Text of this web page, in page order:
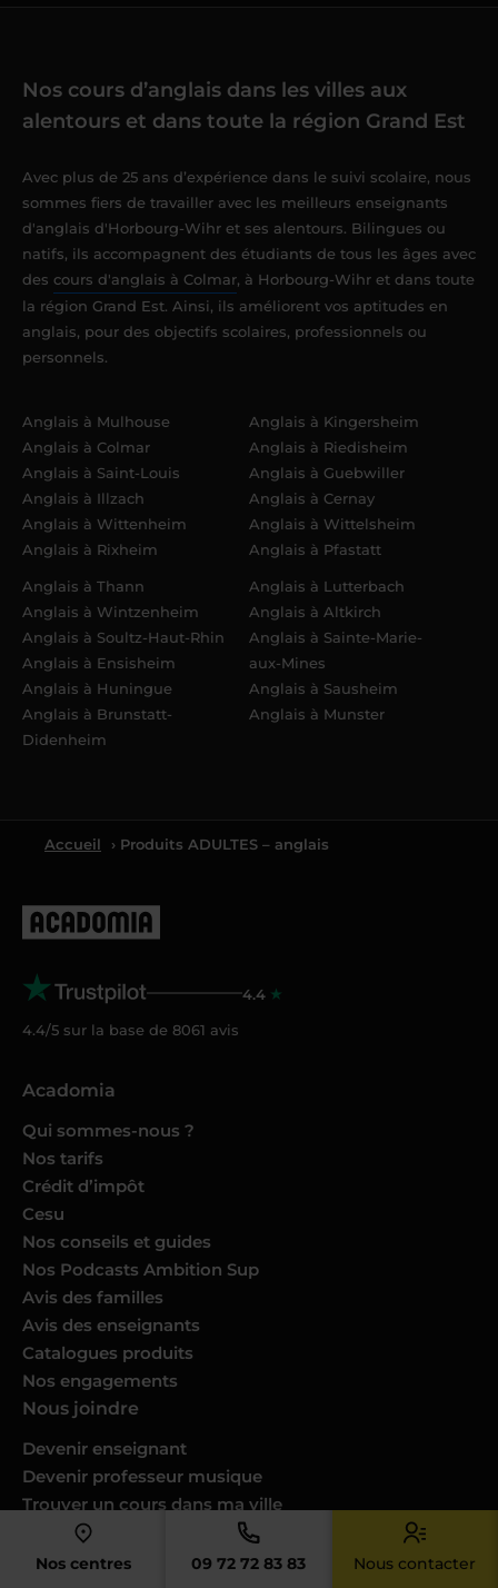
Nos centres 09 72 72 83 83 Nous contacter
Nos cours d’anglais dans les villes aux
alentours et dans toute la région Grand Est
Avec plus de 25 ans d’expérience dans le suivi scolaire, nous
sommes fiers de travailler avec les meilleurs enseignants
d'anglais d'Horbourg-Wihr et ses alentours. Bilingues ou
natifs, ils accompagnent des étudiants de tous les âges avec
des cours d'anglais à Colmar, à Horbourg-Wihr et dans toute
la région Grand Est. Ainsi, ils améliorent vos aptitudes en
anglais, pour des objectifs scolaires, professionnels ou
personnels.
Anglais à Mulhouse
Anglais à Colmar
Anglais à Saint-Louis
Anglais à Illzach
Anglais à Wittenheim
Anglais à Rixheim
Anglais à Kingersheim
Anglais à Riedisheim
Anglais à Guebwiller
Anglais à Cernay
Anglais à Wittelsheim
Anglais à Pfastatt
Anglais à Thann
Anglais à Wintzenheim
Anglais à Soultz-Haut-Rhin
Anglais à Ensisheim
Anglais à Huningue
Anglais à Brunstatt-
Didenheim
Anglais à Lutterbach
Anglais à Altkirch
Anglais à Sainte-Marie-
aux-Mines
Anglais à Sausheim
Anglais à Munster
Accueil › Produits ADULTES – anglais
4.4
4.4/5 sur la base de 8061 avis
Acadomia
Qui sommes-nous ?
Nos tarifs
Crédit d’impôt
Cesu
Nos conseils et guides
Nos Podcasts Ambition Sup
Avis des familles
Avis des enseignants
Catalogues produits
Nos engagements
Nous joindre
Devenir enseignant
Devenir professeur musique
Trouver un cours dans ma ville
Donner des cours dans votre ville
Espace RH